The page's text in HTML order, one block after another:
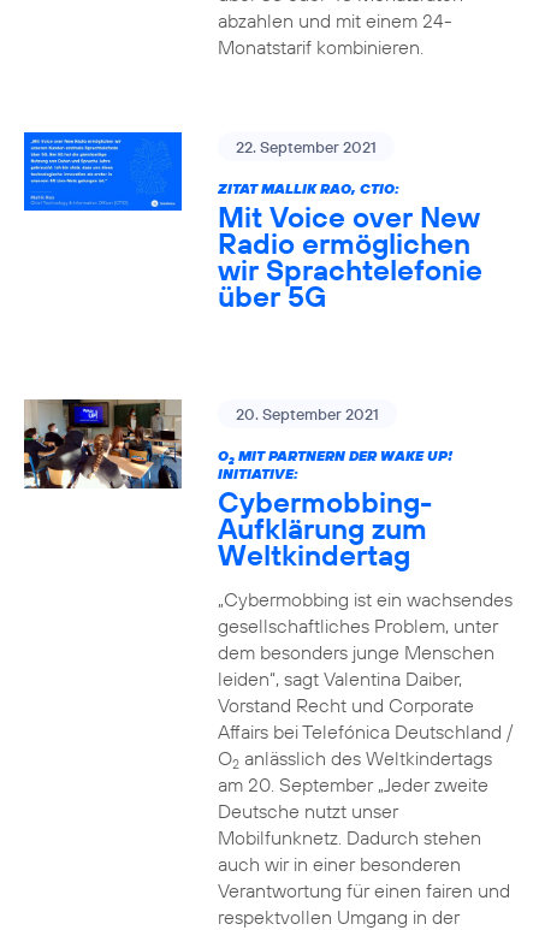
abzahlen und mit einem 24-
Monatstarif kombinieren.
22. September 2021
ZITAT MALLIK RAO, CTIO:
Mit Voice over New
Radio ermöglichen
wir Sprachtelefonie
über 5G
20. September 2021
O2MIT PARTNERN DER WAKE UP!
INITIATIVE:
Cybermobbing-
Aufklärung zum
Weltkindertag
„Cybermobbing ist ein wachsendes
gesellschaftliches Problem, unter
dem besonders junge Menschen
leiden“, sagt Valentina Daiber,
Vorstand Recht und Corporate
Affairs bei Telefónica Deutschland /
O2anlässlich des Weltkindertags
am 20. September „Jeder zweite
Deutsche nutzt unser
Mobilfunknetz. Dadurch stehen
auch wir in einer besonderen
Verantwortung für einen fairen und
respektvollen Umgang in der